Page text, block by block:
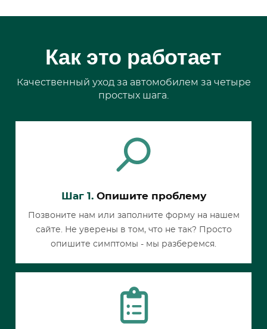
Как это работает
Качественный уход за автомобилем за четыре
простых шага.
Шаг 1.Опишите проблему
Позвоните нам или заполните форму на нашем
сайте. Не уверены в том, что не так? Просто
опишите симптомы - мы разберемся.